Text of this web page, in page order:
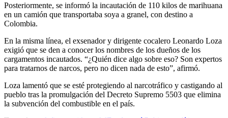
Posteriormente, se informó la incautación de 110 kilos de marihuana
en un camión que transportaba soya a granel, con destino a
Colombia.
En la misma línea, el exsenador y dirigente cocalero Leonardo Loza
exigió que se den a conocer los nombres de los dueños de los
cargamentos incautados. “¿Quién dice algo sobre eso? Son expertos
para tratarnos de narcos, pero no dicen nada de esto”, afirmó.
Loza lamentó que se esté protegiendo al narcotráfico y castigando al
pueblo tras la promulgación del Decreto Supremo 5503 que elimina
la subvención del combustible en el país.